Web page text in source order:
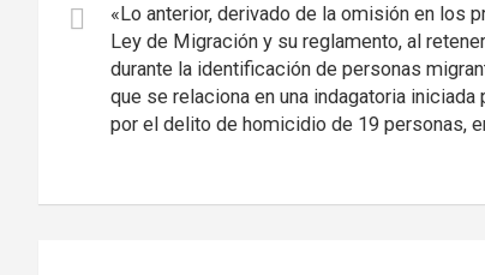
«Lo anterior, derivado de la omisión en
Ley de Migración y su reglamento, al
durante la identificación de personas
que se relaciona en una indagatoria
por el delito de homicidio de 19 personas,